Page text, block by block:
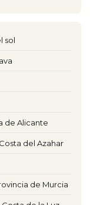
sol
de Alicante
del Azahar
de Murcia